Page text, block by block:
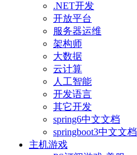
.NET开发
开放平台
服务器运维
架构师
大数据
云计算
人工智能
开发语言
其它开发
spring6中文文档
springboot3中文文档
主机游戏